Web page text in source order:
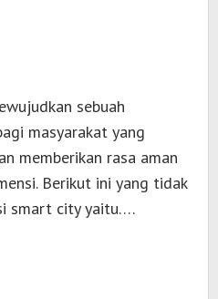
sebuah
masyarakat yang
memberikan rasa aman
Berikut ini yang tidak
smart city yaitu….